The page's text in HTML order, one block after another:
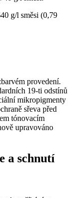
g/l směsi (0,79
provedení.
19-ti odstínů
mikropigmenty
sřeva před
tónovacím
upravováno
a schnutí